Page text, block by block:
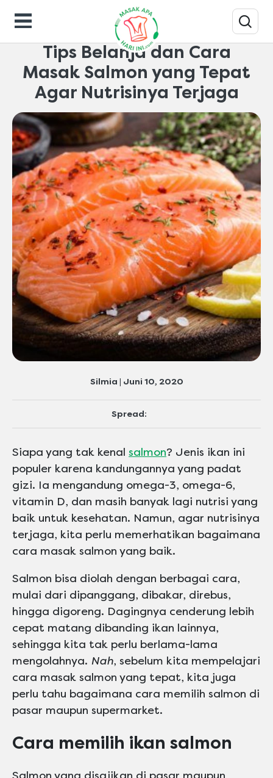
Tips-masak
Tips Belanja dan Cara
Masak Salmon yang Tepat
Agar Nutrisinya Terjaga
Silmia | Juni 10, 2020
Spread:
Siapa yang tak kenal salmon? Jenis ikan ini
populer karena kandungannya yang padat
gizi. Ia mengandung omega-3, omega-6,
vitamin D, dan masih banyak lagi nutrisi yang
baik untuk kesehatan. Namun, agar nutrisinya
terjaga, kita perlu memerhatikan bagaimana
cara masak salmon yang baik.
Salmon bisa diolah dengan berbagai cara,
mulai dari dipanggang, dibakar, direbus,
hingga digoreng. Dagingnya cenderung lebih
cepat matang dibanding ikan lainnya,
sehingga kita tak perlu berlama-lama
mengolahnya. Nah, sebelum kita mempelajari
cara masak salmon yang tepat, kita juga
perlu tahu bagaimana cara memilih salmon di
pasar maupun supermarket.
Cara memilih ikan salmon